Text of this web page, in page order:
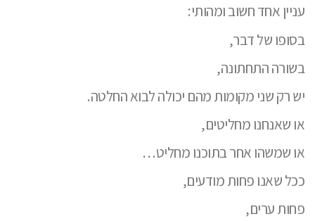
עניין אחד חשוב ומהותי:
בסופו של דבר,
בשורה התחתונה,
יש רק שני מקומות מהם יכולה לבוא החלטה.
או שאנחנו מחליטים,
או שמשהו אחר בתוכנו מחליט…
ככל שאנו פחות מודעים,
פחות ערים,